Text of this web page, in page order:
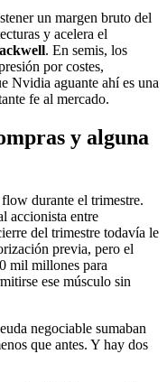
un margen bruto del
y acelera el
. En semis, los
por costes,
Nvidia aguante ahí es una
fe al mercado.
y alguna
durante el trimestre.
accionista entre
del trimestre todavía le
previa, pero el
mil millones para
ese músculo sin
negociable sumaban
que antes. Y hay dos